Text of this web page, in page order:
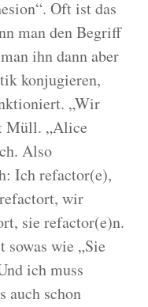
Oft ist das
man den Begriff
ihn dann aber
konjugieren,
„Wir
Müll. „Alice
Also
Ich refactor(e),
wir
sie refactor(e)n.
sowas wie „Sie
ich muss
auch schon